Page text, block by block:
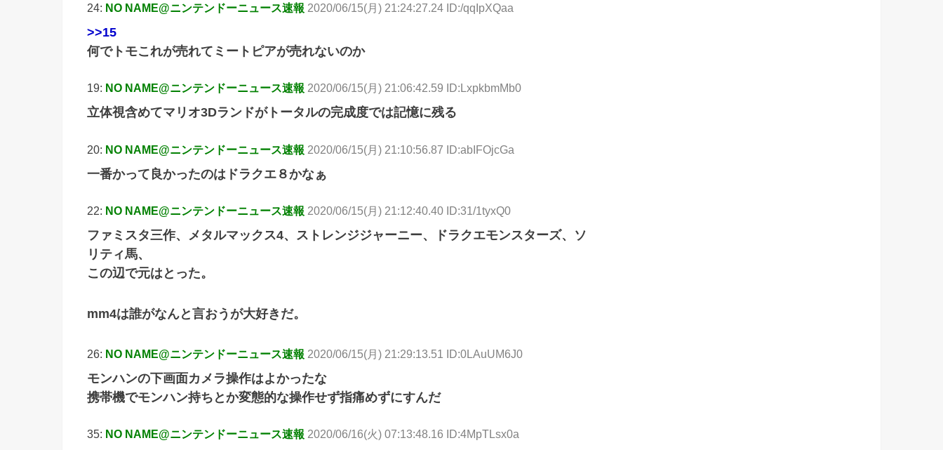
24: NO NAME@ニンテンドーニュース速報 2020/06/15(月) 21:24:27.24 ID:/qqIpXQaa
>>15
何でトモこれが売れてミートピアが売れないのか
19: NO NAME@ニンテンドーニュース速報 2020/06/15(月) 21:06:42.59 ID:LxpkbmMb0
立体視含めてマリオ3Dランドがトータルの完成度では記憶に残る
20: NO NAME@ニンテンドーニュース速報 2020/06/15(月) 21:10:56.87 ID:abIFOjcGa
一番かって良かったのはドラクエ８かなぁ
22: NO NAME@ニンテンドーニュース速報 2020/06/15(月) 21:12:40.40 ID:31/1tyxQ0
ファミスタ三作、メタルマックス4、ストレンジジャーニー、ドラクエモンスターズ、ソ
リティ馬、
この辺で元はとった。
mm4は誰がなんと言おうが大好きだ。
26: NO NAME@ニンテンドーニュース速報 2020/06/15(月) 21:29:13.51 ID:0LAuUM6J0
モンハンの下画面カメラ操作はよかったな
携帯機でモンハン持ちとか変態的な操作せず指痛めずにすんだ
35: NO NAME@ニンテンドーニュース速報 2020/06/16(火) 07:13:48.16 ID:4MpTLsx0a